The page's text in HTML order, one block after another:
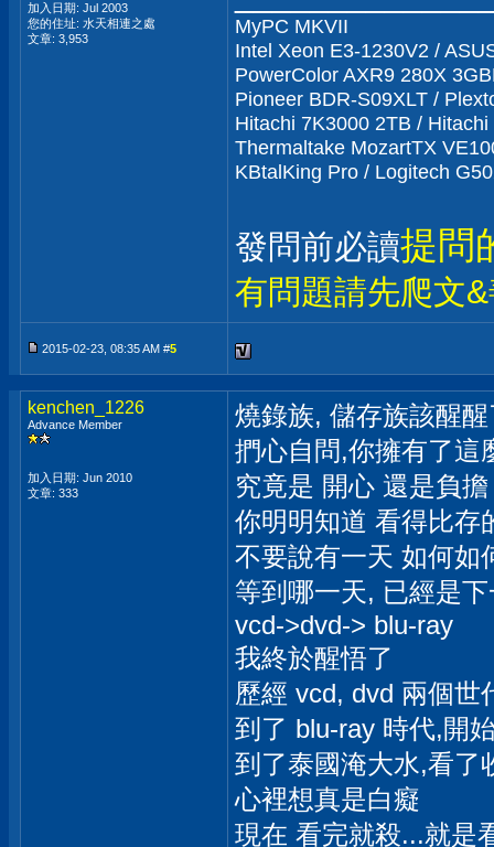
加入日期: Jul 2003
您的住址: 水天相連之處
文章: 3,953
MyPC MKVII
Intel Xeon E3-1230V2 /
PowerColor AXR9 280X
Pioneer BDR-S09XLT /
Hitachi 7K3000 2TB /
Thermaltake MozartTX
KBtalKing Pro / Logitech
發問前必讀提問
有問題請先爬文
2015-02-23, 08:35 AM #5
kenchen_1226
Advance Member
加入日期: Jun 2010
文章: 333
燒錄族, 儲存族該醒醒
捫心自問,你擁有了這
究竟是 開心 還是負擔
你明明知道 看得比存
不要說有一天 如何如
等到哪一天, 已經是
vcd->dvd-> blu-ray
我終於醒悟了
歷經 vcd, dvd 兩個世
到了 blu-ray 時代,開
到了泰國淹大水,看了
心裡想真是白癡
現在 看完就殺...就是